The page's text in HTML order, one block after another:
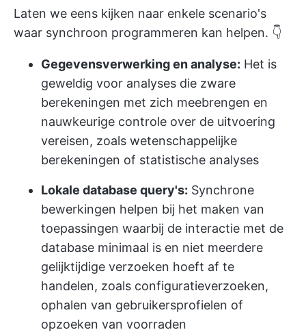
Laten we eens kijken naar enkele scenario's
waar synchroon programmeren kan helpen. 👇
Gegevensverwerking en analyse: Het is
geweldig voor analyses die zware
berekeningen met zich meebrengen en
nauwkeurige controle over de uitvoering
vereisen, zoals wetenschappelijke
berekeningen of statistische analyses
Lokale database query's: Synchrone
bewerkingen helpen bij het maken van
toepassingen waarbij de interactie met de
database minimaal is en niet meerdere
gelijktijdige verzoeken hoeft af te
handelen, zoals configuratieverzoeken,
ophalen van gebruikersprofielen of
opzoeken van voorraden